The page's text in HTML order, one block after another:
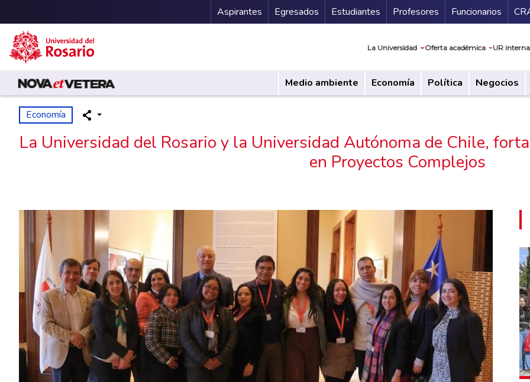
Pasar al contenido principal
Menu Secundario
Aspirantes Egresados Estudiantes Profesores Funcionarios
La Universidad Oferta académica UR
Medio ambiente Economía Política Negocios
Economía
La Universidad del Rosario y la Universidad Autónoma de Chile,
en Proyectos Complejos